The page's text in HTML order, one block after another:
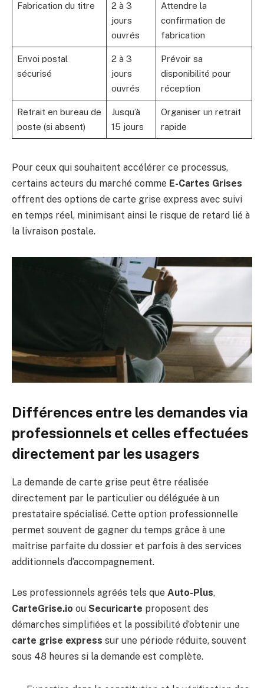
Fabrication du titre
2 à 3
jours
ouvrés
Attendre la
confirmation de
fabrication
Envoi postal
sécurisé
2 à 3
jours
ouvrés
Prévoir sa
disponibilité pour
réception
Retrait en bureau de
poste (si absent)
Jusqu’à
15 jours
Organiser un retrait
rapide
Pour ceux qui souhaitent accélérer ce processus,
certains acteurs du marché comme E-Cartes Grises
offrent des options de carte grise express avec suivi
en temps réel, minimisant ainsi le risque de retard lié à
la livraison postale.
Différences entre les demandes via
professionnels et celles effectuées
directement par les usagers
La demande de carte grise peut être réalisée
directement par le particulier ou déléguée à un
prestataire spécialisé. Cette option professionnelle
permet souvent de gagner du temps grâce à une
maîtrise parfaite du dossier et parfois à des services
additionnels d’accompagnement.
Les professionnels agréés tels que Auto-Plus,
CarteGrise.io ou Securicarte proposent des
démarches simplifiées et la possibilité d’obtenir une
carte grise express sur une période réduite, souvent
sous 48 heures si la demande est complète.